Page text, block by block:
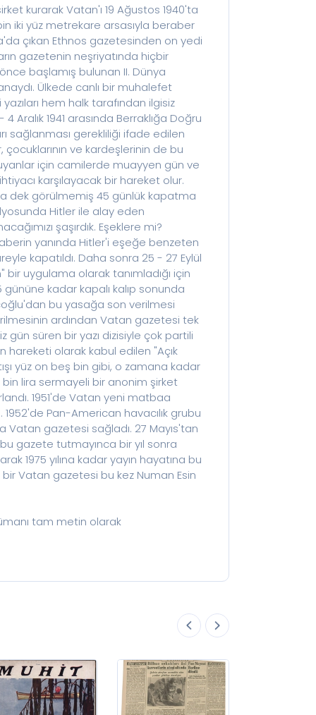
bir
faydalıdır."
Bu
şaşırdık.
haber
bir karikatüre
bu kez 60
Yalman'ın
uygulama
verildi.
sonunda
beraber
muhalefetin
bir yazı
edilen "Açık
1946'dan
görülmemiş
altı yüz bin
32
yeni
renkli
Universal
ilk defa
artan
bu gazete
yılı
kurarak Vatan'ı 19 Ağustos 1940'ta
iki yüz metrekare arsasıyla beraber
çıkan Ethnos gazetesinden on yedi
gazetenin neşriyatında hiçbir
başlamış bulunan II. Dünya
Ülkede canlı bir muhalefet
hem halk tarafından ilgisiz
Aralık 1941 arasında Berraklığa Doğru
sağlanması gerekliliği ifade edilen
ve kardeşlerinin de bu
için camilerde muayyen gün ve
karşılayacak bir hareket olur.
dek görülmemiş 45 günlük kapatma
Hitler ile alay eden
şaşırdık. Eşeklere mi?
yanında Hitler'i eşeğe benzeten
kapatıldı. Daha sonra 25 - 27 Eylül
bir uygulama olarak tanımladığı için
kadar kapalı kalıp sonunda
bu yasağa son verilmesi
ardından Vatan gazetesi tek
süren bir yazı dizisiyle çok partili
hareketi olarak kabul edilen "Açık
yüz on beş bin gibi, o zamana kadar
bin lira sermayeli bir anonim şirket
1951'de Vatan yeni matbaa
Pan-American havacılık grubu
Vatan gazetesi sağladı. 27 Mayıs'tan
bu gazete tutmayınca bir yıl sonra
1975 yılına kadar yayın hayatına bu
bir Vatan gazetesi bu kez Numan Esin
tam metin olarak